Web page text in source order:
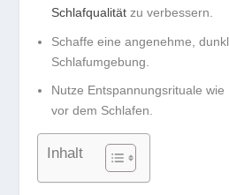
Schlafqualität zu verbessern.
Schaffe eine angenehme,
Schlafumgebung.
Nutze Entspannungsrituale
vor dem Schlafen.
Inhalt